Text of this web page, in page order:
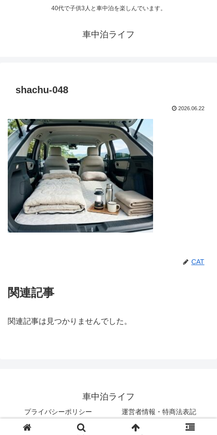
40代で子供3人と車中泊を楽しんでいます。
車中泊ライフ
shachu-048
2026.06.22
CAT
関連記事
関連記事は見つかりませんでした。
車中泊ライフ
プライバシーポリシー 運営者情報・特商法表記
© 2018 車中泊ライフ.